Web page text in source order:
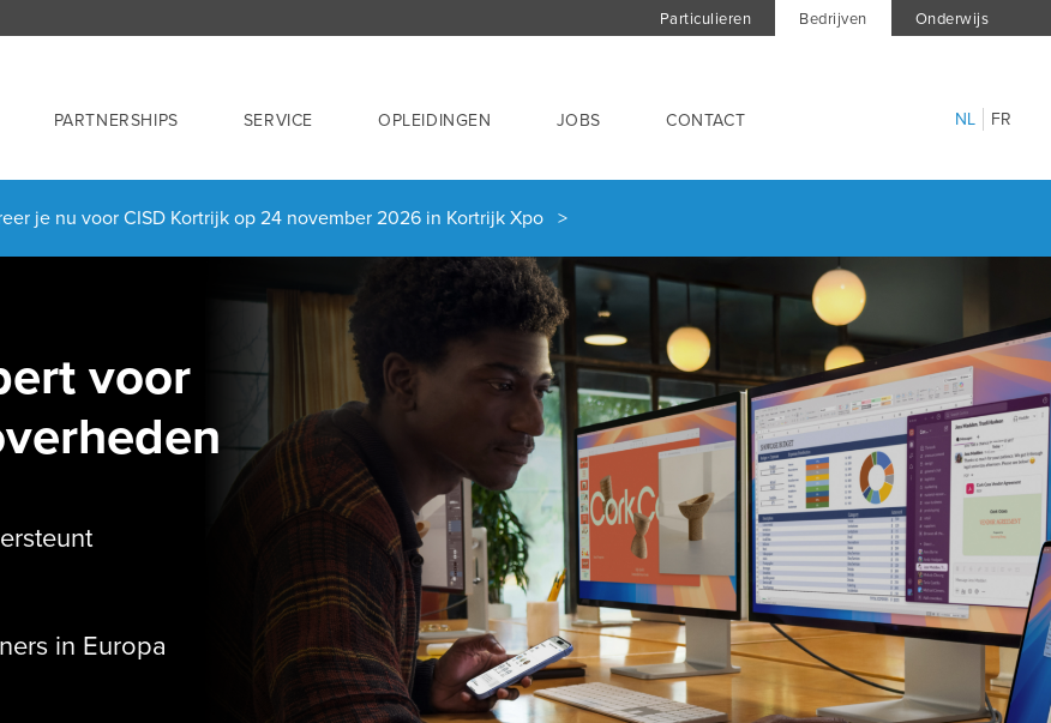
Particulieren Bedrijven Onderwijs
PARTNERSHIPS SERVICE OPLEIDINGEN JOBS CONTACT NL FR
je nu voor CISD Kortrijk op 24 november 2026 in Kortrijk Xpo >
voor
in Europa